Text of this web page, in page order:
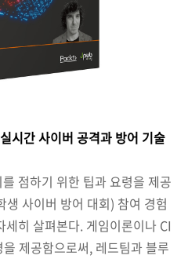
시간 사이버 공격과 방어 기술
점하기 위한 팁과 요령을 제공
생 사이버 방어 대회) 참여 경험
히 살펴본다. 게임이론이나 CI
제공함으로써, 레드팀과 블루